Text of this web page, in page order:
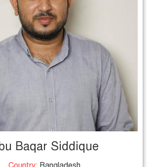
Baqar Siddique